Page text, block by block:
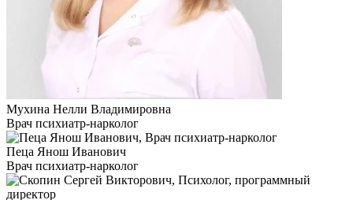
Мухина Нелли Владимировна
Врач психиатр-нарколог
Пеца Янош Иванович
Врач психиатр-нарколог